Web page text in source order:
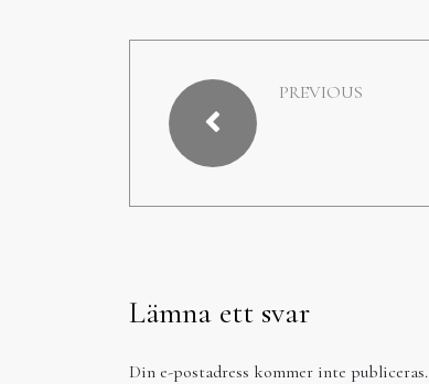
PREVIOUS
Lämna ett svar
Din e-postadress kommer inte publiceras.